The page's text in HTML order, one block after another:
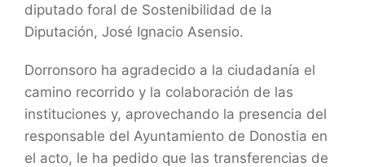
diputado foral de Sostenibilidad de la
Diputación, José Ignacio Asensio.
Dorronsoro ha agradecido a la ciudadanía el
camino recorrido y la colaboración de las
instituciones y, aprovechando la presencia del
responsable del Ayuntamiento de Donostia en
el acto, le ha pedido que las transferencias de